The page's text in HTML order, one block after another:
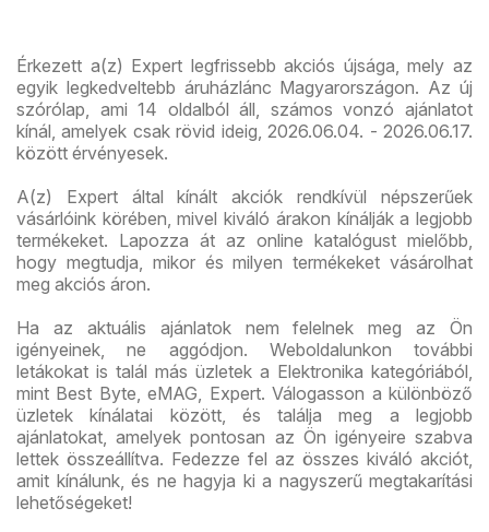
Érkezett a(z) Expert legfrissebb akciós újsága, mely az
egyik legkedveltebb áruházlánc Magyarországon. Az új
szórólap, ami 14 oldalból áll, számos vonzó ajánlatot
kínál, amelyek csak rövid ideig, 2026.06.04. - 2026.06.17.
között érvényesek.
A(z) Expert által kínált akciók rendkívül népszerűek
vásárlóink körében, mivel kiváló árakon kínálják a legjobb
termékeket. Lapozza át az online katalógust mielőbb,
hogy megtudja, mikor és milyen termékeket vásárolhat
meg akciós áron.
Ha az aktuális ajánlatok nem felelnek meg az Ön
igényeinek, ne aggódjon. Weboldalunkon további
letákokat is talál más üzletek a Elektronika kategóriából,
mint Best Byte, eMAG, Expert. Válogasson a különböző
üzletek kínálatai között, és találja meg a legjobb
ajánlatokat, amelyek pontosan az Ön igényeire szabva
lettek összeállítva. Fedezze fel az összes kiváló akciót,
amit kínálunk, és ne hagyja ki a nagyszerű megtakarítási
lehetőségeket!